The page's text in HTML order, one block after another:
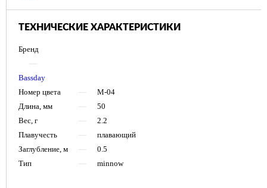
ТЕХНИЧЕСКИЕ ХАРАКТЕРИСТИКИ
Бренд
—
Bassday
Номер цвета
—
M-04
Длина, мм
—
50
Вес, г
—
2.2
Плавучесть
—
плавающий
Заглубление, м
—
0.5
Тип
— minnow